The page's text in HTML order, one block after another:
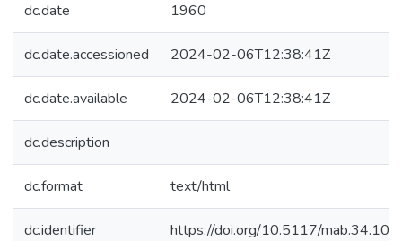
dc.date 1960
dc.date.accessioned 2024-02-06T12:38:41Z
dc.date.available 2024-02-06T12:38:41Z
dc.description
dc.format text/html
dc.identifier https://doi.org/10.5117/